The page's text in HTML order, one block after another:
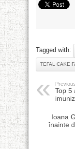
Tagged with:
TEFAL CAKE
Top 5
Ioana
înainte